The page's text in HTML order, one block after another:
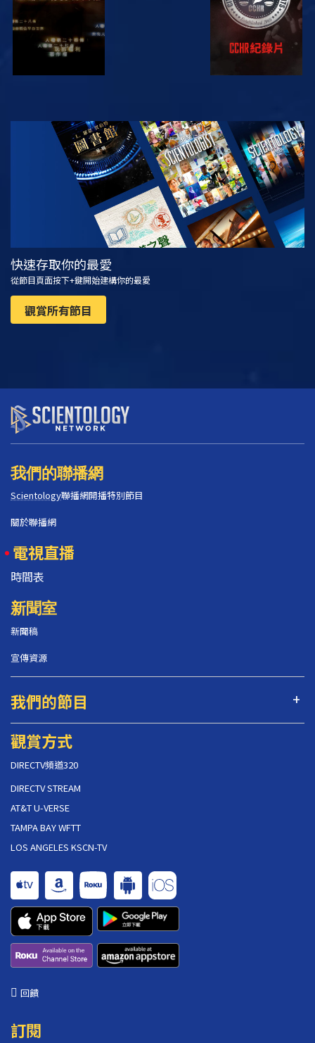
觀看 探索系列節目
快速存取你的最愛
從節目頁面按下+鍵開始建構你的最愛
觀賞所有節目
我們的聯播網
Scientology聯播網開播特別節目
關於聯播網
電視直播
時間表
新聞室
新聞稿
宣傳資源
我們的節目
觀賞方式
DIRECTV頻道320
DIRECTV STREAM
AT&T U-VERSE
TAMPA BAY WFTT
LOS ANGELES KSCN-TV
回饋
訂閱